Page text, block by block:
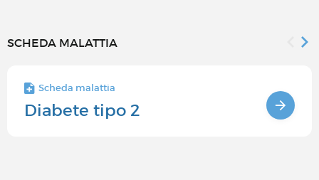
SCHEDA MALATTIA
Scheda malattia
Diabete tipo 2